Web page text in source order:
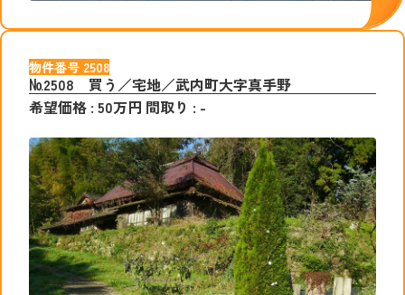
物件番号 2508
№2508 買う／宅地／武内町大字真手野
希望価格 : 50万円 間取り : -